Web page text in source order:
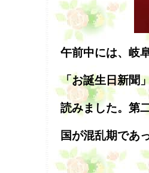
午前中には、岐
「お誕生日新聞
読みました。第
国が混乱期であ